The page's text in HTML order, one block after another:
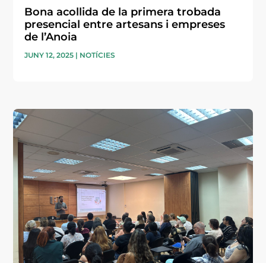
Bona acollida de la primera trobada
presencial entre artesans i empreses
de l’Anoia
JUNY 12, 2025 | NOTÍCIES